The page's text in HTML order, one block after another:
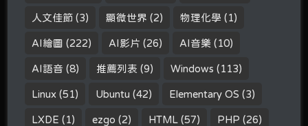
人文佳節 (3) 顯微世界 (2) 物理化學 (1)
AI繪圖 (222) AI影片 (26) AI音樂 (10)
AI語音 (8) 推薦列表 (9) Windows (113)
Linux (51) Ubuntu (42) Elementary OS (3)
LXDE (1) ezgo (2) HTML (57) PHP (26)